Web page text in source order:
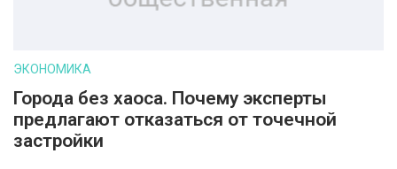
ЭКОНОМИКА
Города без хаоса. Почему эксперты
предлагают отказаться от точечной
застройки